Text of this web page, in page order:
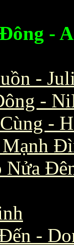
-
-
-
-
Nửa
-